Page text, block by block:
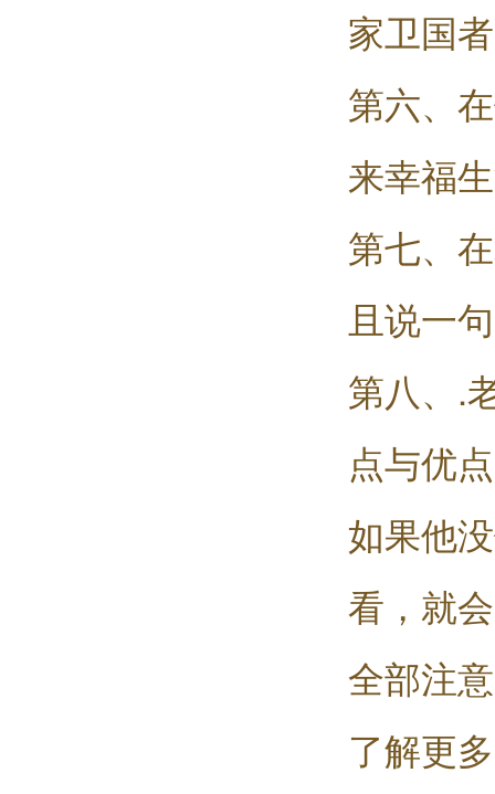
家卫国
第六、
来幸福
第七、
且说一
第八、.
点与优
如果他
看，就
全部注
了解更